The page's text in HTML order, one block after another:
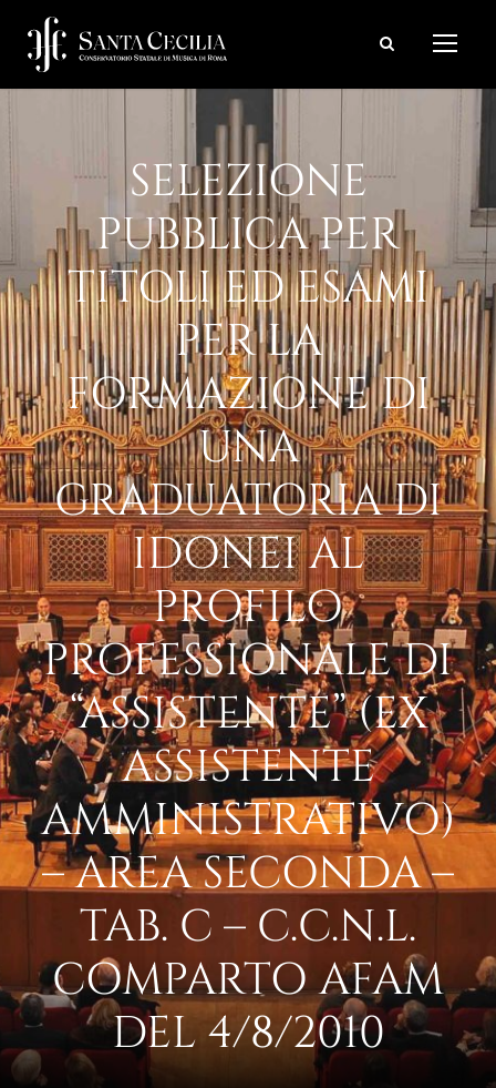
SELEZIONE
PUBBLICA PER
TITOLI ED ESAMI
PER LA
FORMAZIONE DI
UNA
GRADUATORIA DI
IDONEI AL
PROFILO
PROFESSIONALE DI
“ASSISTENTE” (EX
ASSISTENTE
AMMINISTRATIVO)
– AREA SECONDA –
TAB. C – C.C.N.L.
COMPARTO AFAM
DEL 4/8/2010